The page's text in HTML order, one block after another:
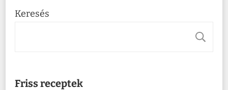
Keresés
Friss receptek